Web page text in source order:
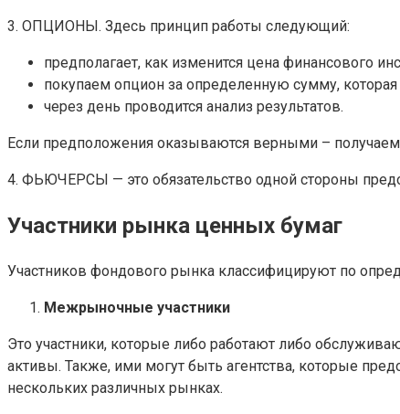
3. ОПЦИОНЫ. Здесь принцип работы следующий:
предполагает, как изменится цена финансового
покупаем опцион за определенную сумму,
через день проводится анализ результатов.
Если предположения оказываются верными –
4. ФЬЮЧЕРСЫ — это обязательство одной стороны
Участники рынка ценных бумаг
Участников фондового рынка классифицируют по
Межрыночные участники
Это участники, которые либо работают либо
активы. Также, ими могут быть агентства, которые
нескольких различных рынках.